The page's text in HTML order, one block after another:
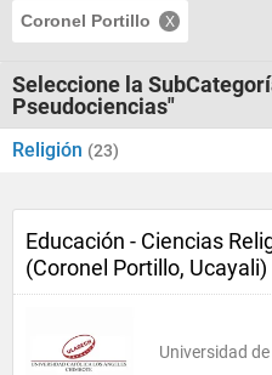
Coronel Portillo
Seleccione la
Pseudociencias"
Religión (23)
Educación - Ciencias
(Coronel Portillo, Ucayali)
Universidad